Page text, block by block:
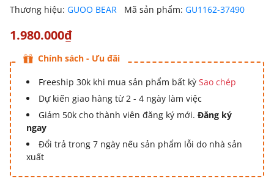
Thương hiệu: GUOO BEAR Mã sản phẩm: GU1162-37490
1.980.000₫
Chính sách - Ưu đãi
Freeship 30k khi mua sản phẩm bất kỳ Sao chép
Dự kiến giao hàng từ 2 - 4 ngày làm việc
Giảm 50k cho thành viên đăng ký mới. Đăng ký
ngay
Đổi trả trong 7 ngày nếu sản phẩm lỗi do nhà sản
xuất